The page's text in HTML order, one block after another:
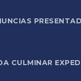
CULMINAR